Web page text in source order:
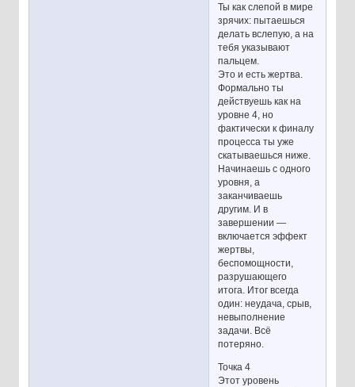
Ты как слепой в мире
зрячих: пытаешься
делать вслепую, а на
тебя указывают
пальцем.
Это и есть жертва.
Формально ты
действуешь как на
уровне 4, но
фактически к финалу
процесса ты уже
скатываешься ниже.
Начинаешь с одного
уровня, а
заканчиваешь
другим. И в
завершении —
включается эффект
жертвы,
беспомощности,
разрушающего
итога. Итог всегда
один: неудача, срыв,
невыполнение
задачи. Всё
потеряно.
Точка 4
Этот уровень